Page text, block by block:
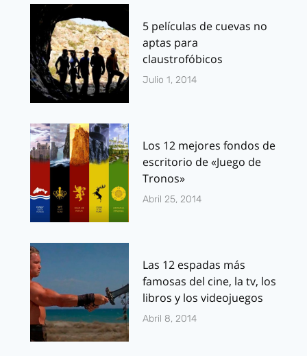
5 películas de cuevas no
aptas para
claustrofóbicos
Julio 1, 2014
Los 12 mejores fondos de
escritorio de «Juego de
Tronos»
Abril 25, 2014
Las 12 espadas más
famosas del cine, la tv, los
libros y los videojuegos
Abril 8, 2014